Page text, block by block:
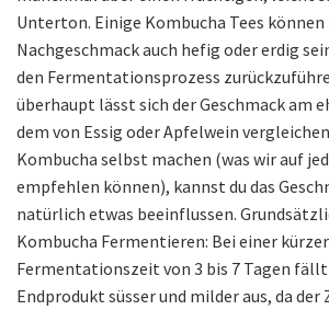
Unterton. Einige Kombucha Tees können
Nachgeschmack auch hefig oder erdig
den Fermentationsprozess
überhaupt lässt sich der Geschmack am
dem von Essig oder Apfelwein
Kombucha selbst machen (was wir auf
empfehlen können), kannst du das
natürlich etwas beeinflussen.
Kombucha Fermentieren: Bei einer
Fermentationszeit von 3 bis 7 Tagen fällt
Endprodukt süsser und milder aus, da der